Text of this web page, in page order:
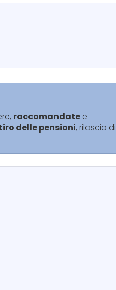
raccomandate e
delle pensioni, rilascio di